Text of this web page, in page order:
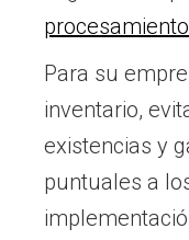
Para su
inventario,
existencias y
puntuales a